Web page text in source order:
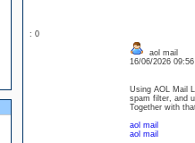
: 0
aol mail
16/06/2026
Using AOL Mail
spam filter, and
Together with
aol mail
aol mail